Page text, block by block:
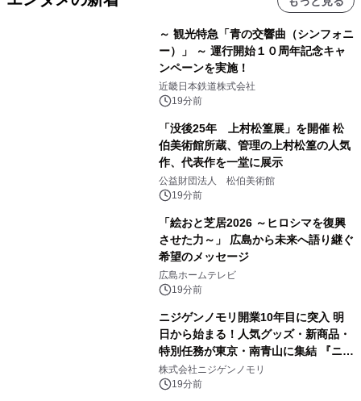
～ 観光特急「青の交響曲（シンフォニ
ー）」 ～ 運行開始１０周年記念キャ
ンペーンを実施！
近畿日本鉄道株式会社
19分前
「没後25年 上村松篁展」を開催 松
伯美術館所蔵、管理の上村松篁の人気
作、代表作を一堂に展示
公益財団法人 松伯美術館
19分前
「絵おと芝居2026 ～ヒロシマを復興
させた力～」 広島から未来へ語り継ぐ
希望のメッセージ
広島ホームテレビ
19分前
ニジゲンノモリ開業10年目に突入 明
日から始まる！人気グッズ・新商品・
特別任務が東京・南青山に集結 『ニジ
ゲンノモリ POPUPストア in Annex
Aoyama』
株式会社ニジゲンノモリ
19分前